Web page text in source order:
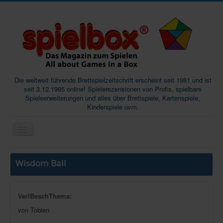
Die weltweit führende Brettspielzeitschrift erscheint seit 1981 und ist
seit 3.12.1995 online! Spielerezensionen von Profis, spielbare
Spieleerweiterungen und alles über Brettspiele, Kartenspiele,
Kinderspiele uvm.
Start
Wisdom Ball
VerlBeschThema:
von Tobien